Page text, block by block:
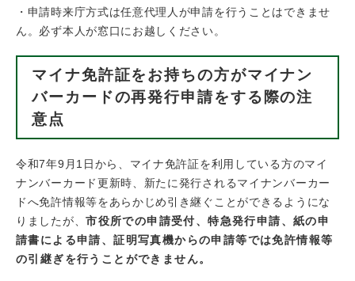
・申請時来庁方式は任意代理人が申請を行うことはできませ
ん。必ず本人が窓口にお越しください。
マイナ免許証をお持ちの方がマイナン
バーカードの再発行申請をする際の注
意点
令和7年9月1日から、マイナ免許証を利用している方のマイ
ナンバーカード更新時、新たに発行されるマイナンバーカー
ドへ免許情報等をあらかじめ引き継ぐことができるようにな
りましたが、市役所での申請受付、特急発行申請、紙の申
請書による申請、証明写真機からの申請等では免許情報等
の引継ぎを行うことができません。